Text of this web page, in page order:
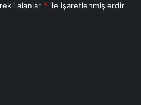
alanlar * ile işaretlenmişlerdir